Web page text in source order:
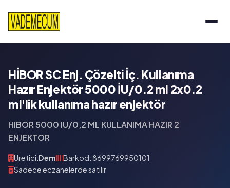
HİBOR SC Enj. Çözelti İç. Kullanıma
Hazır Enjektör 5000 İU/0.2 ml 2x0.2
ml'lik kullanıma hazır enjektör
HIBOR 5000 IU/0,2 ML KULLANIMA HAZIR 2
ENJEKTOR
Üretici:Dem
Barkod: 8699769950101
Sadece eczanelerde satılır